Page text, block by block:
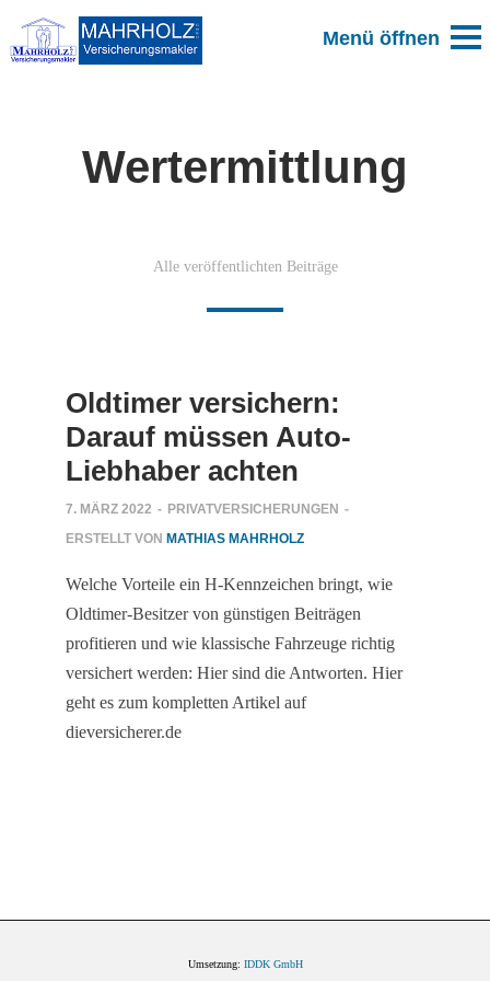
Wertermittlung
Alle veröffentlichten Beiträge
Oldtimer versichern:
Darauf müssen Auto-
Liebhaber achten
7. MÄRZ 2022 - PRIVATVERSICHERUNGEN -
ERSTELLT VON MATHIAS MAHRHOLZ
Welche Vorteile ein H-Kennzeichen bringt, wie
Oldtimer-Besitzer von günstigen Beiträgen
profitieren und wie klassische Fahrzeuge richtig
versichert werden: Hier sind die Antworten. Hier
geht es zum kompletten Artikel auf
dieversicherer.de
Umsetzung: IDDK GmbH